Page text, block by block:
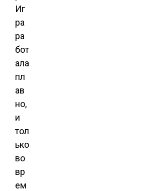
Иг
ра
ра
бот
ала
пл
ав
но,
и
тол
ько
во
вр
ем